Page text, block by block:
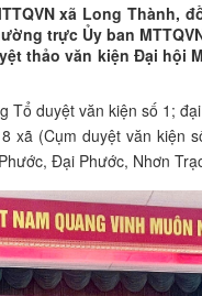
xã Long Thành,
trực Ủy ban
thảo văn kiện Đại hội
Tổ duyệt văn kiện số 1;
xã (Cụm duyệt văn kiện
Đại Phước, Nhơn